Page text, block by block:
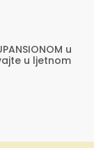
u
u ljetnom